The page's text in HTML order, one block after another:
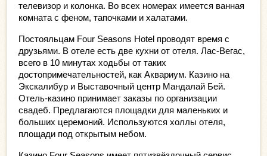
телевизор и колонка. Во всех номерах имеется ванная
комната с феном, тапочками и халатами.
Постояльцам Four Seasons Hotel проводят время с
друзьями. В отеле есть две кухни от отеля. Лас-Вегас,
всего в 10 минутах ходьбы от таких
достопримечательностей, как Аквариум. Казино на
Экскалибур и Выставочный центр Мандалай Бей.
Отель-казино принимает заказы по организации
свадеб. Предлагаются площадки для маленьких и
больших церемоний. Используются холлы отеля,
площади под открытым небом.